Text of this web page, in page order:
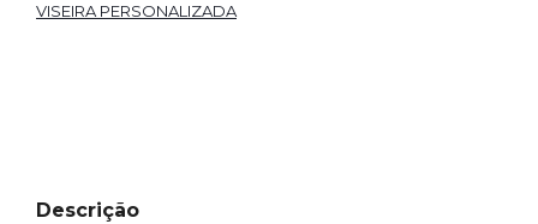
VISEIRA PERSONALIZADA
Descrição